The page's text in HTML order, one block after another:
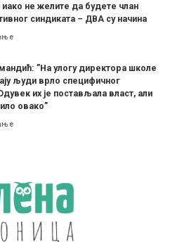
не желите да будете члан
синдиката – ДВА су начина
”На улогу директора школе
људи врло специфичног
их је постављала власт, али
овако”